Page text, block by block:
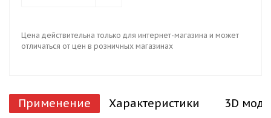
Цена действительна только для интернет-магазина и может
отличаться от цен в розничных магазинах
Применение Характеристики 3D